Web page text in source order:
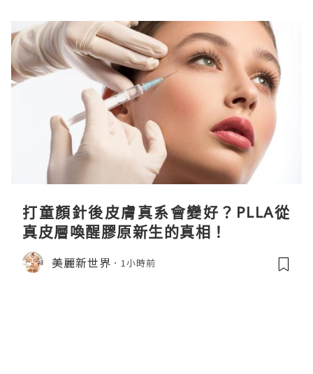
打童顏針後皮膚真系會變好？PLLA從
真皮層喚醒膠原新生的真相！
美麗新世界 1小時前